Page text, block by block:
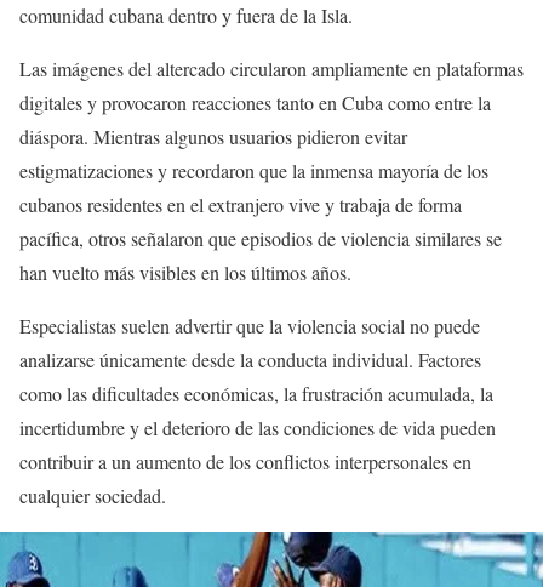
comunidad cubana dentro y fuera de la Isla.
Las imágenes del altercado circularon ampliamente en plataformas
digitales y provocaron reacciones tanto en Cuba como entre la
diáspora. Mientras algunos usuarios pidieron evitar
estigmatizaciones y recordaron que la inmensa mayoría de los
cubanos residentes en el extranjero vive y trabaja de forma
pacífica, otros señalaron que episodios de violencia similares se
han vuelto más visibles en los últimos años.
Especialistas suelen advertir que la violencia social no puede
analizarse únicamente desde la conducta individual. Factores
como las dificultades económicas, la frustración acumulada, la
incertidumbre y el deterioro de las condiciones de vida pueden
contribuir a un aumento de los conflictos interpersonales en
cualquier sociedad.